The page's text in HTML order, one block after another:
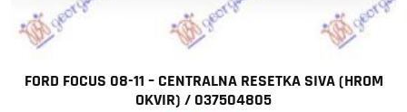
FORD FOCUS 08-11 – CENTRALNA RESETKA SIVA (HROM
OKVIR) / 037504805